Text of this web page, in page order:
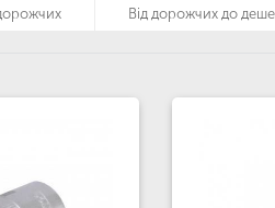
Від дорожчих до